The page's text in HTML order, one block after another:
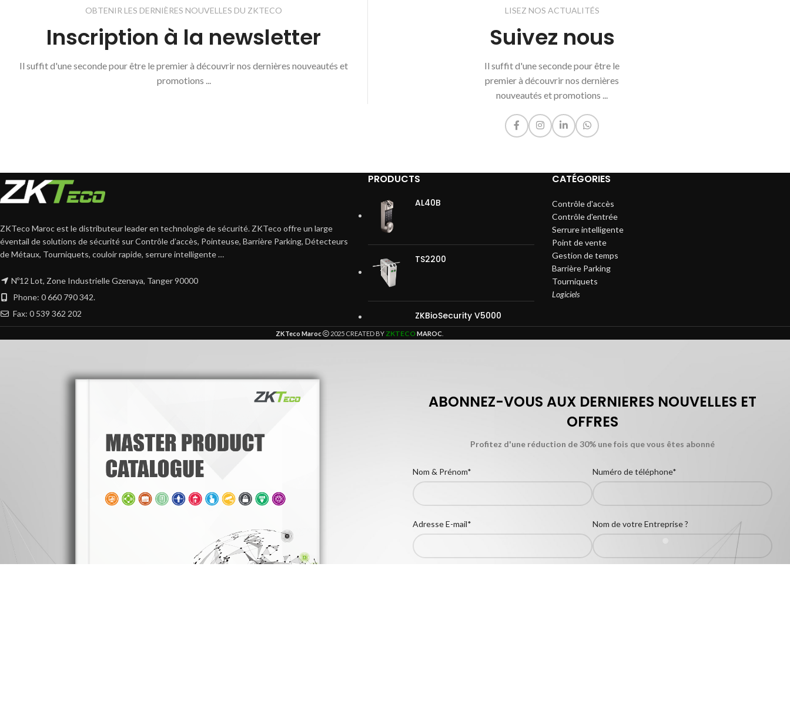
OBTENIR LES DERNIÈRES NOUVELLES DU ZKTECO
Inscription à la newsletter
Il suffit d'une seconde pour être le premier à découvrir nos dernières nouveautés et
promotions ...
LISEZ NOS ACTUALITÉS
Suivez nous
Il suffit d'une seconde pour être le
premier à découvrir nos dernières
nouveautés et promotions ...
ZKTeco Maroc est le distributeur leader en technologie de sécurité. ZKTeco offre un large
éventail de solutions de sécurité sur Contrôle d’accès, Pointeuse, Barrière Parking, Détecteurs
de Métaux, Tourniquets, couloir rapide, serrure intelligente …
Nº12 Lot, Zone Industrielle Gzenaya, Tanger 90000
Phone: 0 660 790 342.
Fax: 0 539 362 202
PRODUCTS
AL40B
TS2200
ZKBioSecurity V5000
CATÉGORIES
Contrôle d'accès
Contrôle d'entrée
Serrure intelligente
Point de vente
Gestion de temps
Barrière Parking
Tourniquets
Logiciels
ZKTeco Maroc 2025 CREATED BY ZKTECOMAROC
ABONNEZ-VOUS AUX DERNIERES NOUVELLES ET
OFFRES
Profitez d'une réduction de 30% une fois que vous êtes abonné
Nom & Prénom* Numéro de téléphone*
Adresse E-mail* Nom de votre Entreprise ?